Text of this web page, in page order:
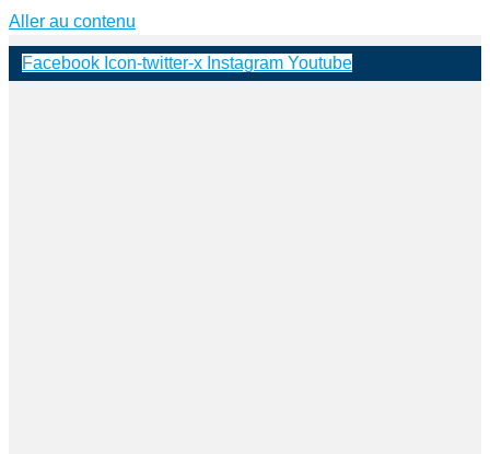
Aller au contenu
Facebook Icon-twitter-x Instagram Youtube